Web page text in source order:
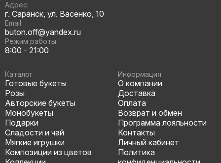
Адрес:
г. Саранск, ул. Васенко, 10
Email:
buton.off@yandex.ru
Режим работы:
8:00 - 21:00
Каталог
Готовые букеты
Розы
Авторские букеты
Монобукеты
Подарки
Сладости и чай
Мягкие игрушки
Композиции из цветов
Информация
О компании
Доставка
Оплата
Возврат и обмен
Программа лояльности
Контакты
Личный кабинет
Политика